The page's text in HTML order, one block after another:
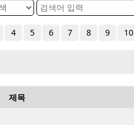
4 5 6 7 8 9 10
제목